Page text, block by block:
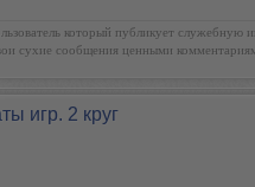
который публикует служебную
сухие сообщения ценными
игр. 2 круг